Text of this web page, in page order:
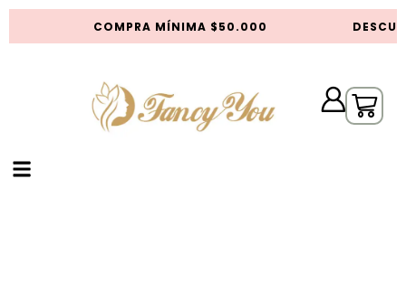
COMPRA MÍNIMA $50.000